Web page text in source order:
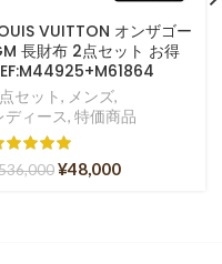
VUITTON オンザゴー
長財布 2点セット お得
セット, メンズ,
ディース, 特価商品
¥48,000